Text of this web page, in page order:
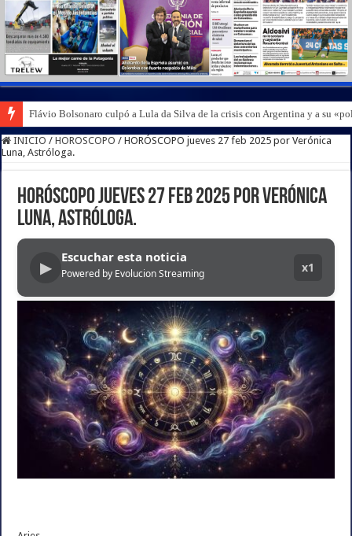
Flávio Bolsonaro culpó a Lula da Silva de la crisis con Argentina y a su
INICIO / HOROSCOPO / HORÓSCOPO jueves 27 feb 2025 por Verónica
Luna, Astróloga.
HORÓSCOPO jueves 27 feb 2025 por Verónica
Luna, Astróloga.
▶
Escuchar esta noticia
Powered by Evolucion Streaming x1